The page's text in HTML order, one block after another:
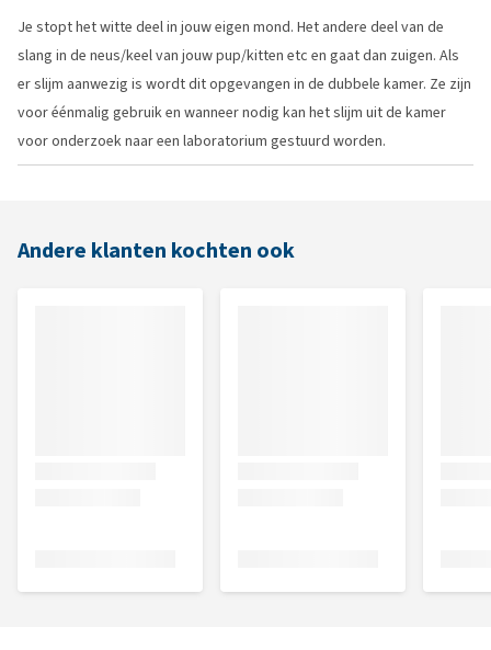
Je stopt het witte deel in jouw eigen mond. Het andere deel van de
slang in de neus/keel van jouw pup/kitten etc en gaat dan zuigen. Als
er slijm aanwezig is wordt dit opgevangen in de dubbele kamer. Ze zijn
voor éénmalig gebruik en wanneer nodig kan het slijm uit de kamer
voor onderzoek naar een laboratorium gestuurd worden.
Andere klanten kochten ook